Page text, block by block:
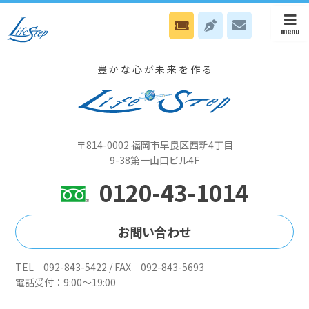
5月16日(土）本部はスタッフ無料電話カウンセリング日、八幡オフィ
スは小倉商工貿易会館でセミナーです
豊かな心が未来を作る
〒814-0002 福岡市早良区西新4丁目
9-38第一山口ビル4F
0120-43-1014
お問い合わせ
TEL 092-843-5422 / FAX 092-843-5693
電話受付：9:00～19:00